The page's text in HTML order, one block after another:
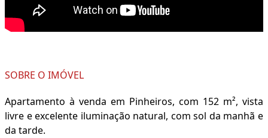
SOBRE O IMÓVEL
Apartamento à venda em Pinheiros, com 152 m², vista
livre e excelente iluminação natural, com sol da manhã e
da tarde.